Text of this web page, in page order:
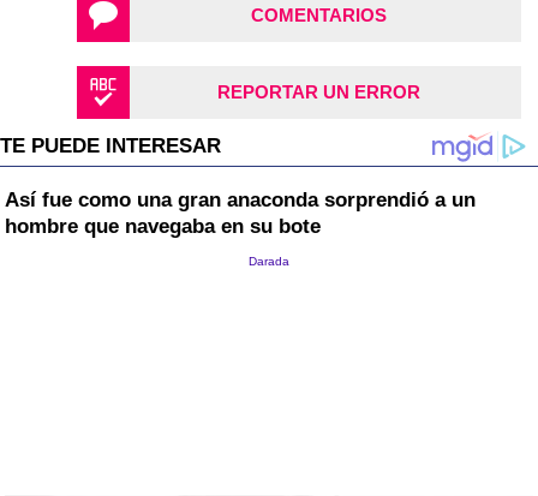
COMENTARIOS
REPORTAR UN ERROR